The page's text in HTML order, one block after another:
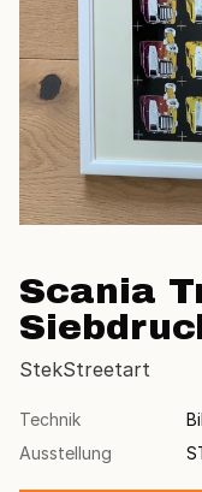
Scania
StekStreetart
Technik
Ausstellung